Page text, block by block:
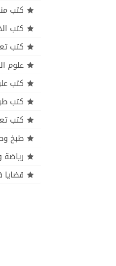
كتب
كتب
كتب
علوم
كتب
كتب
كتب
طبخ
قضايا